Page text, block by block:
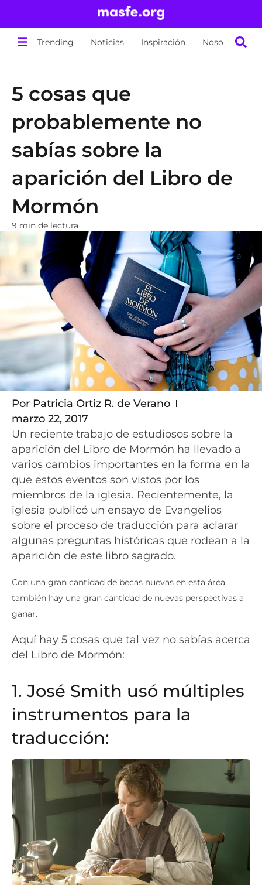
Trending Noticias Inspiración Nosotros
5 cosas que
probablemente no
sabías sobre la
aparición del Libro de
Mormón
9 min de lectura
Por Patricia Ortiz R. de Verano
marzo 22, 2017
Un reciente trabajo de estudiosos sobre la
aparición del Libro de Mormón ha llevado a
varios cambios importantes en la forma en la
que estos eventos son vistos por los
miembros de la iglesia. Recientemente, la
iglesia publicó un ensayo de Evangelios
sobre el proceso de traducción para aclarar
algunas preguntas históricas que rodean a la
aparición de este libro sagrado.
Con una gran cantidad de becas nuevas en esta área,
también hay una gran cantidad de nuevas perspectivas a
ganar.
Aquí hay 5 cosas que tal vez no sabías acerca
del Libro de Mormón:
1. José Smith usó múltiples
instrumentos para la
traducción: